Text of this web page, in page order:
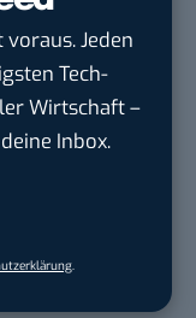
Jeden
Tech-
Wirtschaft –
Inbox.
.
& Account Lead
am Main,